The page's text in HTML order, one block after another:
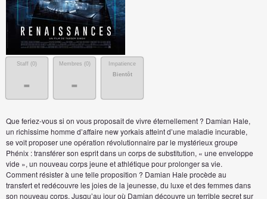
Staff (0)
-
Membres (0)
-
Impatience
Bientôt
Que feriez-vous si on vous proposait de vivre éternellement ? Damian Hale,
un richissime homme d’affaire new yorkais atteint d’une maladie incurable,
se voit proposer une opération révolutionnaire par le mystérieux groupe
Phénix : transférer son esprit dans un corps de substitution, « une enveloppe
vide », un nouveau corps jeune et athlétique pour prolonger sa vie.
Comment résister à une telle proposition ? Damian Hale procède au
transfert et redécouvre les joies de la jeunesse, du luxe et des femmes dans
son nouveau corps. Jusqu’au jour où Damian découvre un terrible secret sur